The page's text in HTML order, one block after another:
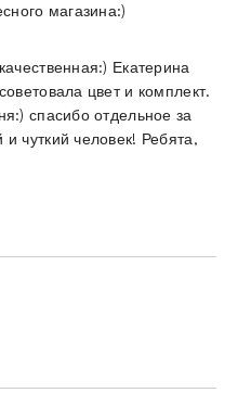
магазина:)
Екатерина
цвет и комплект.
спасибо отдельное за
чуткий человек! Ребята,